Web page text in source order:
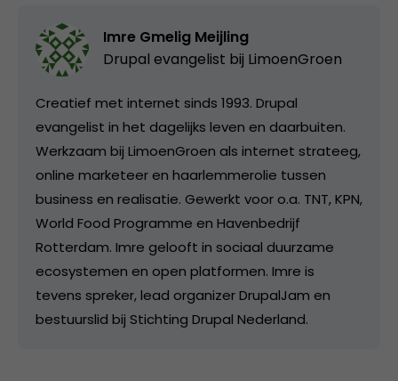
Imre Gmelig Meijling
Drupal evangelist bij LimoenGroen
Creatief met internet sinds 1993. Drupal
evangelist in het dagelijks leven en daarbuiten.
Werkzaam bij LimoenGroen als internet strateeg,
online marketeer en haarlemmerolie tussen
business en realisatie. Gewerkt voor o.a. TNT, KPN,
World Food Programme en Havenbedrijf
Rotterdam. Imre gelooft in sociaal duurzame
ecosystemen en open platformen. Imre is
tevens spreker, lead organizer DrupalJam en
bestuurslid bij Stichting Drupal Nederland.